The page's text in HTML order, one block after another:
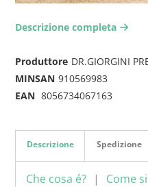
Descrizione completa arrow-right2
Produttore DR.GIORGINI
MINSAN 910569983
EAN 8056734067163
Descrizione
Che cosa é?
Come
Spedizione